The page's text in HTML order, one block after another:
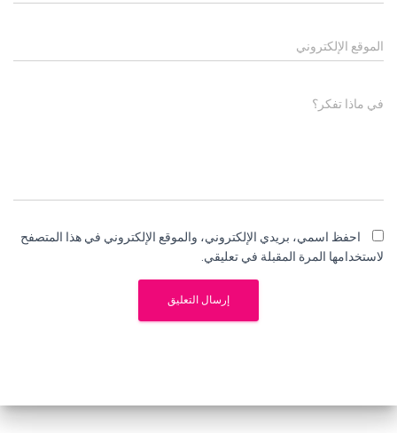
الموقع الإلكتروني
في ماذا تفكر؟
احفظ اسمي، بريدي الإلكتروني، والموقع الإلكتروني في هذا المتصفح
لاستخدامها المرة المقبلة في تعليقي.